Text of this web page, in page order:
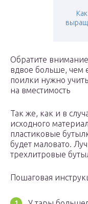
Обратите
вдвое больше, чем
поилки нужно
на вместимость
Так же, как и в
исходного
пластиковые
будет маловато.
трехлитровые
Пошаговая